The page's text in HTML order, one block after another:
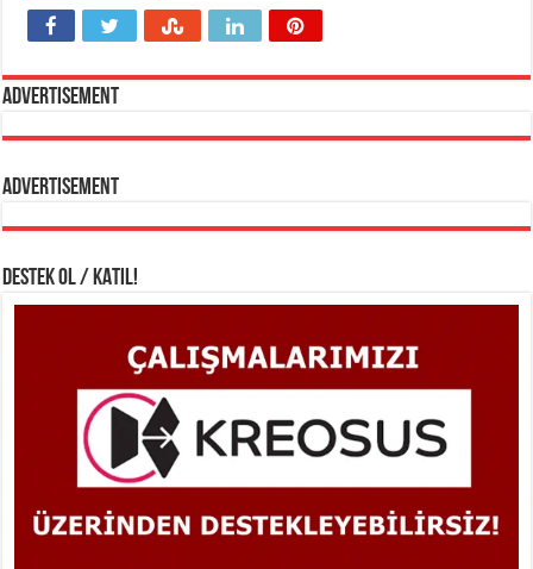
Advertisement
Advertisement
DESTEK OL / KATIL!